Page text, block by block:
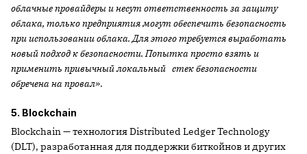
облачные провайдеры и несут ответственность за защиту
облака, только предприятия могут обеспечить безопасность
при использовании облака. Для этого требуется выработать
новый подход к безопасности. Попытка просто взять и
применить привычный локальный стек безопасности
обречена на провал».
5. Blockchain
Blockchain — технология Distributed Ledger Technology
(DLT), разработанная для поддержки биткойнов и других